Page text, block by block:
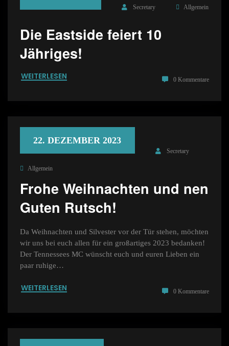
Secretary Allgemein
Die Eastside feiert 10
Jähriges!
WEITERLESEN 0 Kommentare
22. DEZEMBER 2023
Secretary
Allgemein
Frohe Weihnachten und nen
Guten Rutsch!
Da Weihnachten und Silvester vor der Tür stehen, möchten
wir uns bei euch allen für ein großartiges 2023 bedanken!
Der Tennessees MC wünscht euch und euren Lieben ein
paar ruhige…
WEITERLESEN 0 Kommentare